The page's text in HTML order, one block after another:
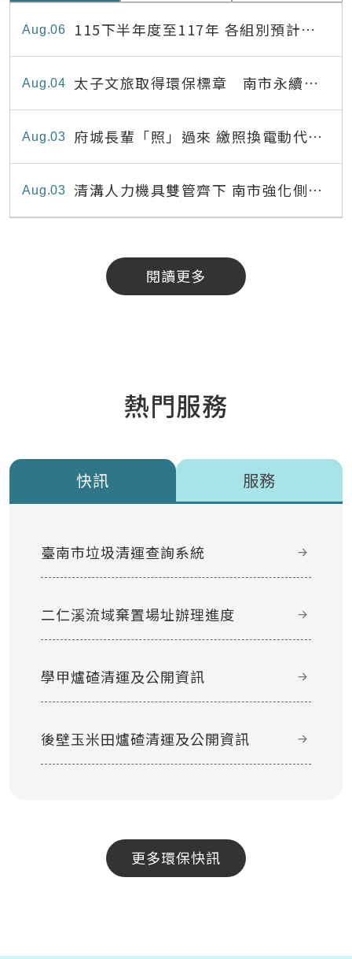
06
Aug
115下半年度至117年 各組別預計出
缺員額表
04
Aug
太子文旅取得環保標章 南市永續旅
宿達22家
03
Aug
府城長輩「照」過來 繳照換電動代步
最高補助8,000元
03
Aug
清溝人力機具雙管齊下 南市強化側溝
清疏效能
閱讀更多
熱門服務
快訊 服務
臺南市垃圾清運查詢系統
二仁溪流域棄置場址辦理進度
學甲爐碴清運及公開資訊
後壁玉米田爐碴清運及公開資訊
更多環保快訊